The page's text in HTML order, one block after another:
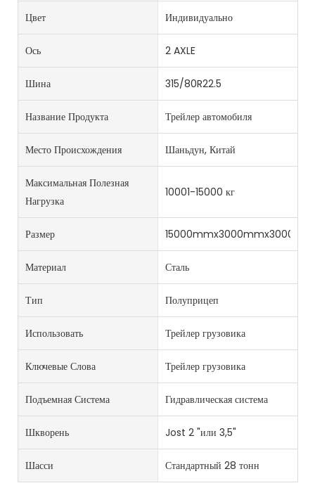
Цвет Индивидуально
Ось 2 AXLE
Шина 315/80R22.5
Название Продукта Трейлер автомобиля
Место Происхождения Шаньдун, Китай
Максимальная Полезная
Нагрузка
10001-15000 кг
Размер 15000mmx3000mmx3000mm
Материал Сталь
Тип Полуприцеп
Использовать Трейлер грузовика
Ключевые Слова Трейлер грузовика
Подъемная Система Гидравлическая система
Шкворень Jost 2 "или 3,5"
Шасси Стандартный 28 тонн